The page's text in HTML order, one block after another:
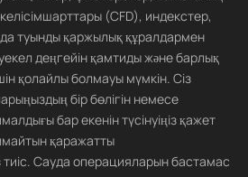
(CFD), индекстер,
туынды қаржылық құралдармен
деңгейін қамтиды және барлық
қолайлы болмауы мүмкін. Сіз
бір бөлігін немесе
бар екенін түсінуіңіз қажет
қаражатты
Сауда операцияларын бастамас